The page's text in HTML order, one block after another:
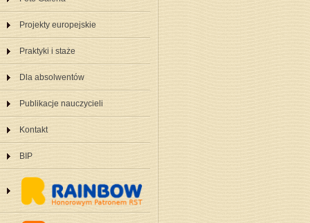
Projekty europejskie
Praktyki i staże
Dla absolwentów
Publikacje nauczycieli
Kontakt
BIP